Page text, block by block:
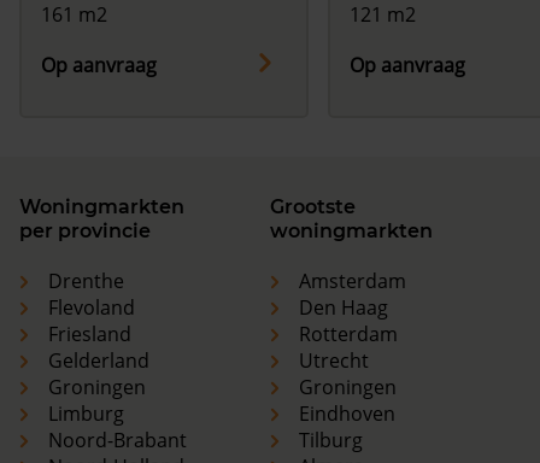
161 m2
Op aanvraag
121 m2
Op aanvraag
Woningmarkten
per provincie
Drenthe
Flevoland
Friesland
Gelderland
Groningen
Limburg
Noord-Brabant
Grootste
woningmarkten
Amsterdam
Den Haag
Rotterdam
Utrecht
Groningen
Eindhoven
Tilburg